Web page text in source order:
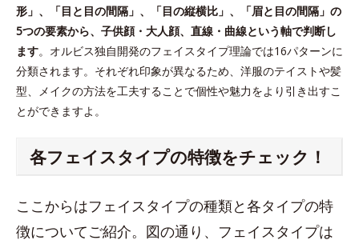
形」、「目と目の間隔」、「目の縦横比」、「眉と目の間隔」の
5つの要素から、子供顔・大人顔、直線・曲線という軸で判断し
ます。オルビス独自開発のフェイスタイプ理論では16パターンに
分類されます。それぞれ印象が異なるため、洋服のテイストや髪
型、メイクの方法を工夫することで個性や魅力をより引き出すこ
とができますよ。
各フェイスタイプの特徴をチェック！
ここからはフェイスタイプの種類と各タイプの特
徴についてご紹介。図の通り、フェイスタイプは